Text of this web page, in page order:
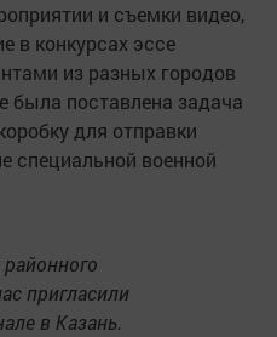
и съемки видео,
в конкурсах эссе
из разных городов
была поставлена задача
для отправки
специальной военной
пригласили
в Казань.